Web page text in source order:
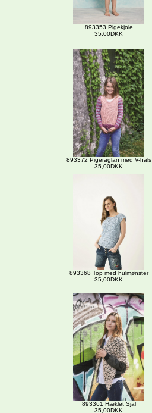
893353 Pigekjole
35,00DKK
893372 Pigeraglan med V-hals
35,00DKK
893368 Top med hulmønster
35,00DKK
893361 Hæklet Sjal
35,00DKK